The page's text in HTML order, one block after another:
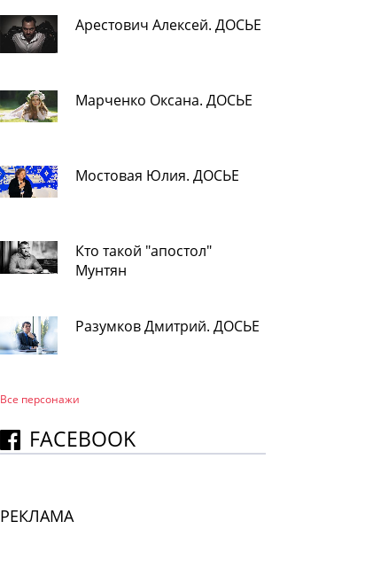
Арестович Алексей. ДОСЬЕ
Марченко Оксана. ДОСЬЕ
Мостовая Юлия. ДОСЬЕ
Кто такой "апостол"
Мунтян
Разумков Дмитрий. ДОСЬЕ
Все персонажи
FACEBOOK
РЕКЛАМА